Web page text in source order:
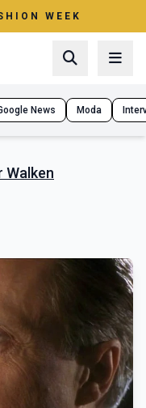
WEEK
News Moda
Walken